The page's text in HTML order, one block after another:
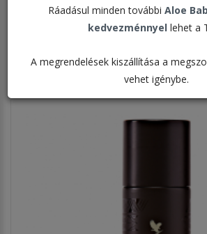
Ráadásul minden további Aloe
kedvezménnyel lehet a
A megrendelések kiszállítása a
vehet igénybe.
Rendezés: